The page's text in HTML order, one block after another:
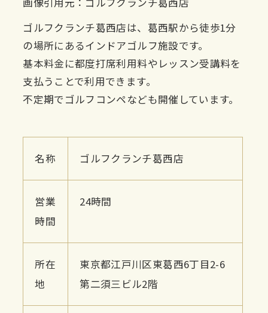
ゴルフクランチ葛西店は、葛西駅から徒歩1分
の場所にあるインドアゴルフ施設です。
基本料金に都度打席利用料やレッスン受講料を
支払うことで利用できます。
不定期でゴルフコンペなども開催しています。
名称 ゴルフクランチ葛西店
営業
時間
24時間
所在
地
東京都江戸川区東葛西6丁目2-6
第二須三ビル2階